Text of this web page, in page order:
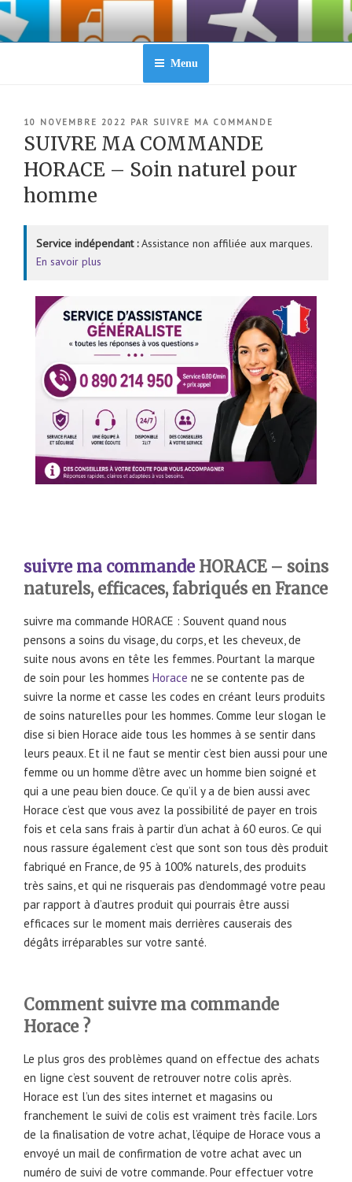
Aller
contenu
Menu
PUBLIÉ
LE
10 NOVEMBRE 2022 PAR SUIVRE MA COMMANDE
SUIVRE MA COMMANDE
HORACE – Soin naturel pour
homme
Service indépendant :Assistance non affiliée aux marques.
En savoir plus
suivre ma commandeHORACE – soins
naturels, efficaces, fabriqués en France
suivre ma commande HORACE : Souvent quand nous
pensons a soins du visage, du corps, et les cheveux, de
suite nous avons en tête les femmes. Pourtant la marque
de soin pour les hommes Horace ne se contente pas de
suivre la norme et casse les codes en créant leurs produits
de soins naturelles pour les hommes. Comme leur slogan le
dise si bien Horace aide tous les hommes à se sentir dans
leurs peaux. Et il ne faut se mentir c’est bien aussi pour une
femme ou un homme d’être avec un homme bien soigné et
qui a une peau bien douce. Ce qu’il y a de bien aussi avec
Horace c’est que vous avez la possibilité de payer en trois
fois et cela sans frais à partir d’un achat à 60 euros. Ce qui
nous rassure également c’est que sont son tous dès produit
fabriqué en France, de 95 à 100% naturels, des produits
très sains, et qui ne risquerais pas d’endommagé votre peau
par rapport à d’autres produit qui pourrais être aussi
efficaces sur le moment mais derrières causerais des
dégâts irréparables sur votre santé.
Comment suivre ma commande
Horace ?
Le plus gros des problèmes quand on effectue des achats
en ligne c’est souvent de retrouver notre colis après.
Horace est l’un des sites internet et magasins ou
franchement le suivi de colis est vraiment très facile. Lors
de la finalisation de votre achat, l’équipe de Horace vous a
envoyé un mail de confirmation de votre achat avec un
numéro de suivi de votre commande. Pour effectuer votre